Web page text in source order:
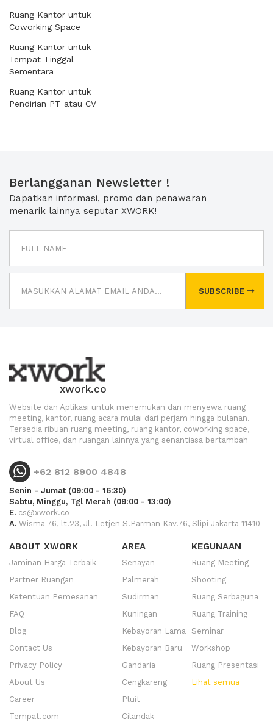
Ruang Kantor untuk
Coworking Space
Ruang Kantor untuk
Tempat Tinggal
Sementara
Ruang Kantor untuk
Pendirian PT atau CV
Berlangganan Newsletter !
Dapatkan informasi, promo dan penawaran
menarik lainnya seputar XWORK!
SUBSCRIBE
xwork.co
Website dan Aplikasi untuk menemukan dan menyewa ruang
meeting, kantor, ruang acara mulai dari perjam hingga bulanan.
Tersedia ribuan ruang meeting, ruang kantor, coworking space,
virtual office, dan ruangan lainnya yang senantiasa bertambah
+62 812 8900 4848
Senin - Jumat (09:00 - 16:30)
Sabtu, Minggu, Tgl Merah (09:00 - 13:00)
E. cs@xwork.co
A. Wisma 76, lt.23, Jl. Letjen S.Parman Kav.76, Slipi Jakarta 11410
ABOUT XWORK
Jaminan Harga Terbaik
Partner Ruangan
Ketentuan Pemesanan
FAQ
Blog
Contact Us
Privacy Policy
About Us
Career
Tempat.com
AREA
Senayan
Palmerah
Sudirman
Kuningan
Kebayoran Lama
Kebayoran Baru
Gandaria
Cengkareng
Pluit
Cilandak
KEGUNAAN
Ruang Meeting
Shooting
Ruang Serbaguna
Ruang Training
Seminar
Workshop
Ruang Presentasi
Lihat semua